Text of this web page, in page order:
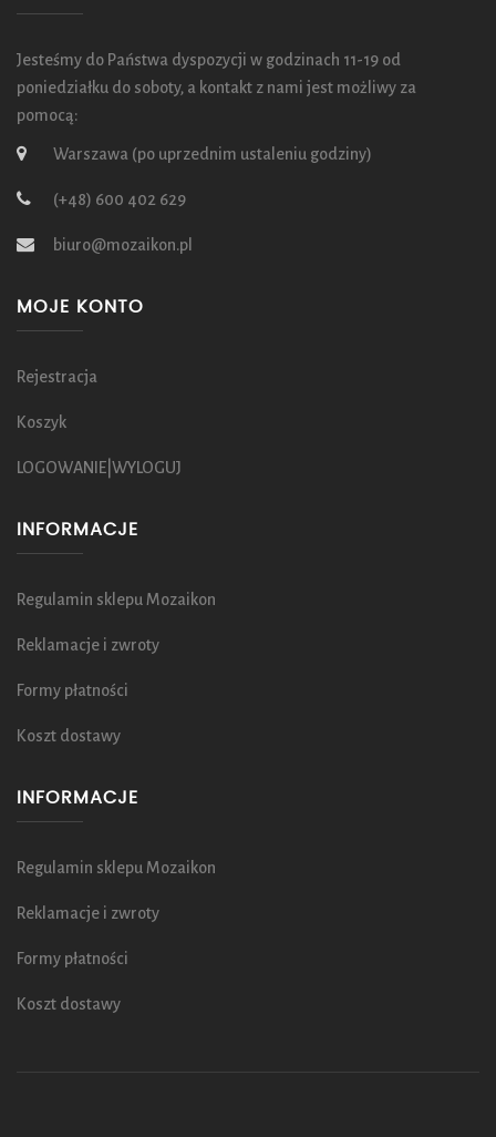
Jesteśmy do Państwa dyspozycji w godzinach 11-19 od
poniedziałku do soboty, a kontakt z nami jest możliwy za
pomocą:
Warszawa (po uprzednim ustaleniu godziny)
(+48) 600 402 629
biuro@mozaikon.pl
MOJE KONTO
Rejestracja
Koszyk
LOGOWANIE|WYLOGUJ
INFORMACJE
Regulamin sklepu Mozaikon
Reklamacje i zwroty
Formy płatności
Koszt dostawy
INFORMACJE
Regulamin sklepu Mozaikon
Reklamacje i zwroty
Formy płatności
Koszt dostawy